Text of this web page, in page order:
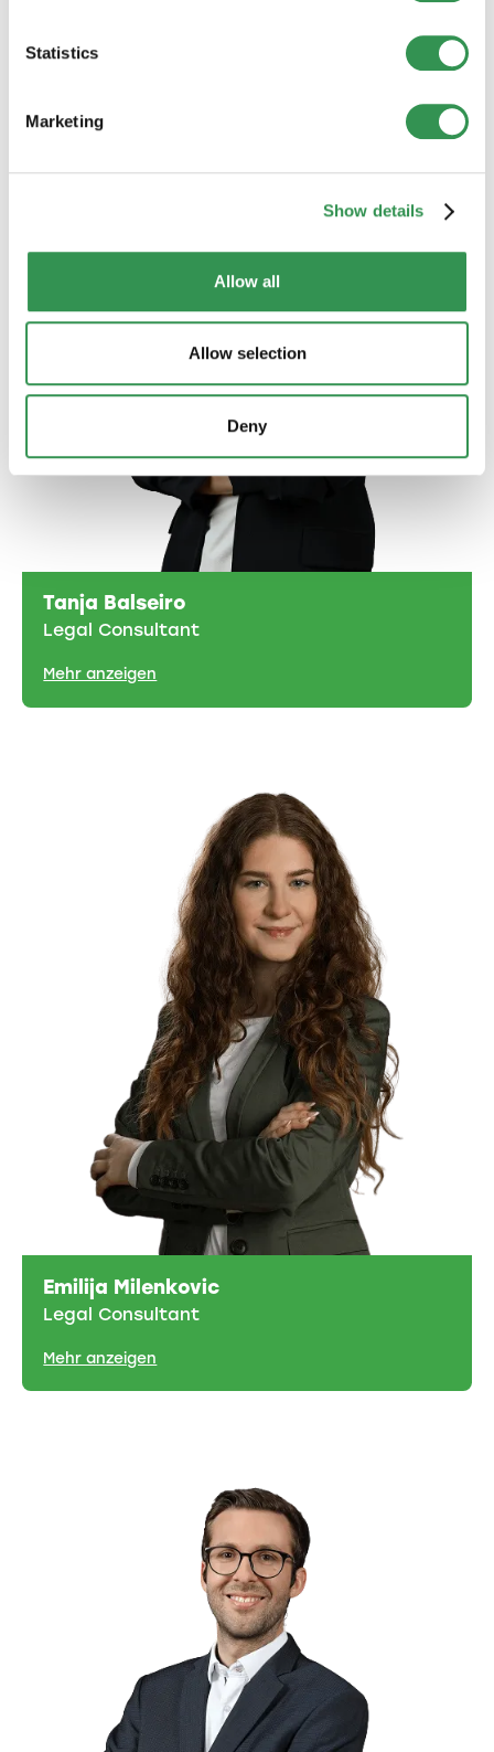
Statistics
Marketing
Show details
Allow all
Allow selection
Deny
Tanja Balseiro
Legal Consultant
Mehr anzeigen
Emilija Milenkovic
Legal Consultant
Mehr anzeigen